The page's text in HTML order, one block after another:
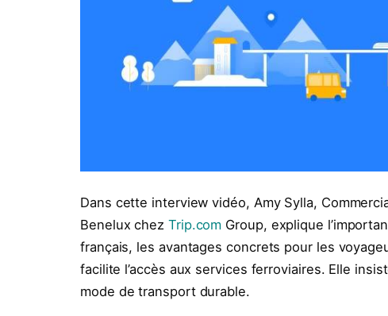
Dans cette interview vidéo, Amy Sylla,
Benelux chez Trip.com Group, explique
français, les avantages concrets pour les
facilite l’accès aux services ferroviaires. Elle
mode de transport durable.